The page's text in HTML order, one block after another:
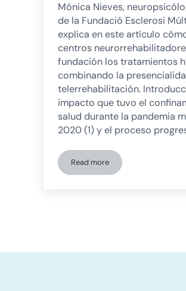
Mónica Nieves,
de la Fundació Esclerosi
explica en este artículo
centros
fundación los tratamientos
combinando la
telerrehabilitación.
impacto que tuvo el
salud durante la pandemia
2020 (1) y el proceso
Read moreInnovazione nella neuro-